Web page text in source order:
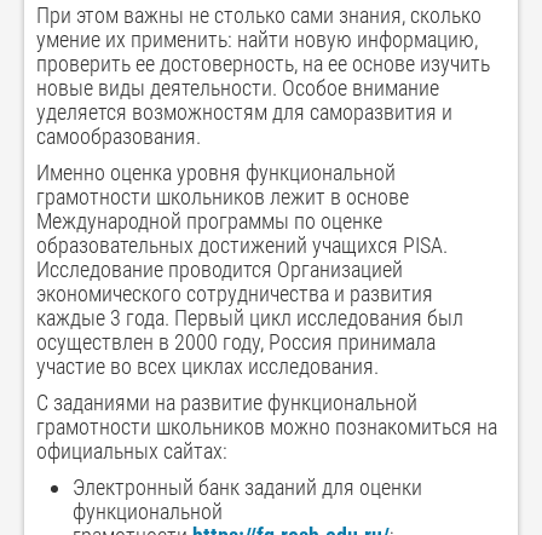
При этом важны не столько сами знания, сколько
умение их применить: найти новую информацию,
проверить ее достоверность, на ее основе изучить
новые виды деятельности. Особое внимание
уделяется возможностям для саморазвития и
самообразования.
Именно оценка уровня функциональной
грамотности школьников лежит в основе
Международной программы по оценке
образовательных достижений учащихся PISA.
Исследование проводится Организацией
экономического сотрудничества и развития
каждые 3 года. Первый цикл исследования был
осуществлен в 2000 году, Россия принимала
участие во всех циклах исследования.
С заданиями на развитие функциональной
грамотности школьников можно познакомиться на
официальных сайтах:
Электронный банк заданий для оценки
функциональной